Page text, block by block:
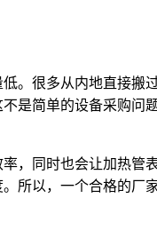
很多从内地直接搬
是简单的设备采购问
，同时也会让加热
所以，一个合格的厂